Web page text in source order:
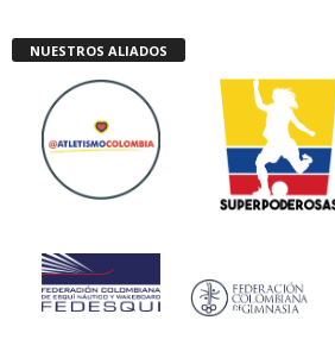
NUESTROS ALIADOS